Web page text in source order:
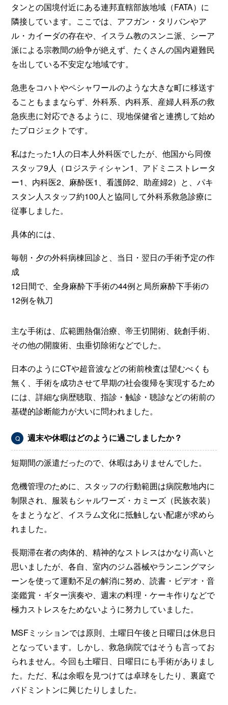
タンとの国境付近にある連邦直轄部族地域（FATA）に
隣接しています。ここでは、アフガン・タリバンやア
ル・カイーダの存在や、イスラム教のスンニ派、シーア
派による宗教間の紛争が絶えず、たくさんの国内避難民
を出している不安定な地域です。
急患をコハトやペシャワールのような大きな町に移送す
ることもままならず、外科系、内科系、産婦人科系の救
急疾患に対応できるように、現地保健省と連携して始め
たプロジェクトです。
私はたった1人の日本人外科医でしたが、他国から同僚
スタッフ9人（ロジスティシャン1、アドミニストレータ
ー1、内科医2、麻酔医1、看護師2、助産婦2）と、パキ
スタン人スタッフ約100人と協同して外科系救急診療に
従事しました。
具体的には、
毎朝・夕の外科病棟回診と、当日・翌日の手術予定の作
成
12日間で、全身麻酔下手術の44例と局所麻酔下手術の
12例を執刀
主な手術は、広範囲熱傷治療、帝王切開術、銃創手術、
その他の開腹術、虫垂切除術などでした。
日本のようにCTや超音波などの術前検査は望むべくも
無く、手術を成功させて早期の社会復帰を実現するため
には、詳細な病歴聴取、指診・触診・聴診などの術前の
基礎的診断能力が大いに問われました。
Q 週末や休暇はどのように過ごしましたか？
短期間の派遣だったので、休暇はありませんでした。
危機管理のために、スタッフの行動範囲は病院敷地内に
制限され、服装もシャルワーズ・カミーズ（民族衣装）
をまとうなど、イスラム文化に抵触しない配慮が求めら
れました。
長期滞在者の肉体的、精神的なストレスはかなり高いと
思いましたが、各自、室内のジム器械やランニングマシ
ーンを使って運動不足の解消に努め、読書・ビデオ・音
楽鑑賞・ギター演奏や、週末の料理・ケーキ作りなどで
極力ストレスをためないように努力していました。
MSFミッションでは原則、土曜日午後と日曜日は休息日
となっています。しかし、救急病院ではそうも言ってお
られません。今回も土曜日、日曜日にも手術がありまし
た。ただ、私は余暇を見つけては卓球をしたり、裏庭で
バドミントンに興じたりしました。